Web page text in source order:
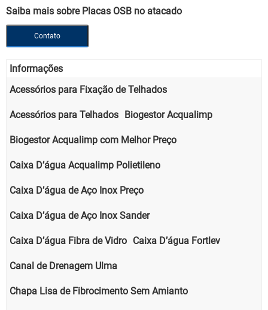
Saiba mais sobre Placas OSB no atacado
Contato
Informações
Acessórios para Fixação de Telhados
Acessórios para Telhados Biogestor Acqualimp
Biogestor Acqualimp com Melhor Preço
Caixa D’água Acqualimp Polietileno
Caixa D’água de Aço Inox Preço
Caixa D’água de Aço Inox Sander
Caixa D’água Fibra de Vidro Caixa D’água Fortlev
Canal de Drenagem Ulma
Chapa Lisa de Fibrocimento Sem Amianto